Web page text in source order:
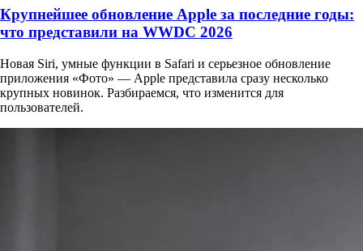
Крупнейшее обновление Apple за последние годы:
что представили на WWDC 2026
Новая Siri, умные функции в Safari и серьезное обновление
приложения «Фото» — Apple представила сразу несколько
крупных новинок. Разбираемся, что изменится для
пользователей.